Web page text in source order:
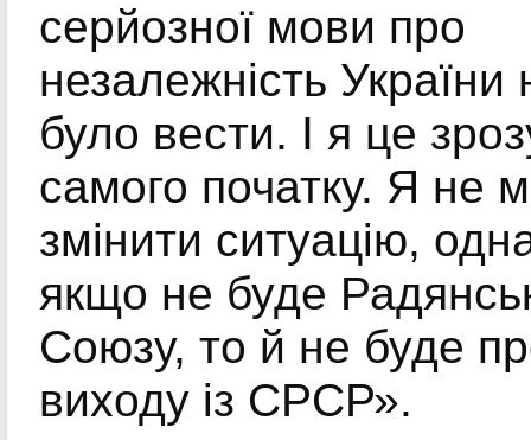
серйозної мови про
незалежність
було вести. І я це
самого початку. Я не
змінити ситуацію,
якщо не буде
Союзу, то й не буде
виходу із СРСР».